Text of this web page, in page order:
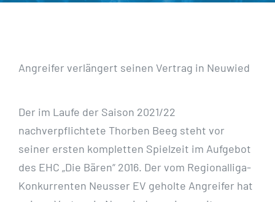
Angreifer verlängert seinen Vertrag in Neuwied
Der im Laufe der Saison 2021/22
nachverpflichtete Thorben Beeg steht vor
seiner ersten kompletten Spielzeit im Aufgebot
des EHC „Die Bären“ 2016. Der vom Regionalliga-
Konkurrenten Neusser EV geholte Angreifer hat